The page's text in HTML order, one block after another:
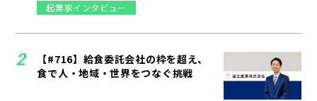
起業家インタビュー
【#716】給食委託会社の枠を超え、
食で人・地域・世界をつなぐ挑戦